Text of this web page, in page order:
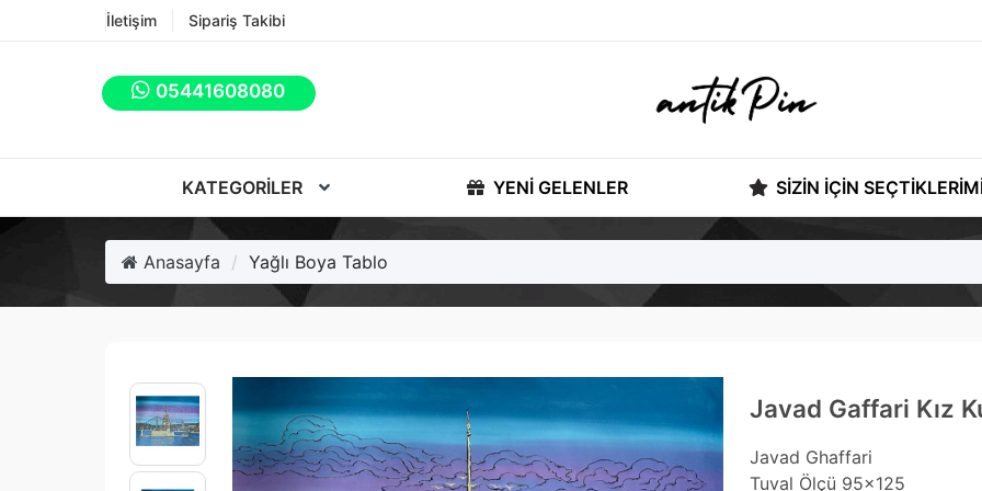
İletişim Sipariş Takibi
05441608080
KATEGORILER YENI GELENLER SIZIN İÇIN
Anasayfa Yağlı Boya Tablo
Javad Gaffari Kız
Javad Ghaffari
Tuval Ölçü 95x125